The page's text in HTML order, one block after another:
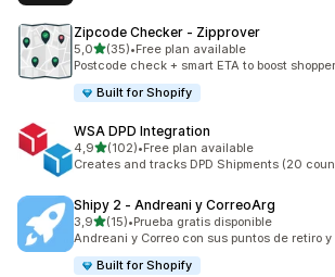
Zipcode Checker ‑ Zipprover
5,0de 5 estrelas
(35)
35 total de avaliações
•Free plan available
Postcode check + smart ETA to boost
Built for Shopify
WSA DPD Integration
4,9de 5 estrelas
(102)
102 total de avaliações
•Free plan available
Creates and tracks DPD Shipments (20
Shipy 2 ‑ Andreani y CorreoArg
3,9de 5 estrelas
(15)
15 total de avaliações
•Prueba gratis disponible
Andreani y Correo con sus puntos de retiro
Built for Shopify